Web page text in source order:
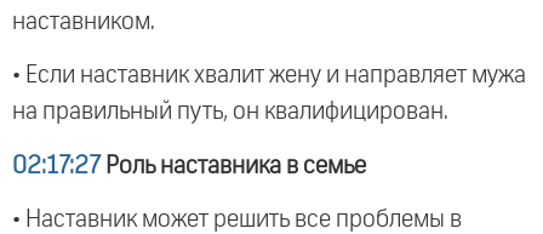
наставником.
• Если наставник хвалит жену и направляет мужа
на правильный путь, он квалифицирован.
02:17:27 Роль наставника в семье
• Наставник может решить все проблемы в